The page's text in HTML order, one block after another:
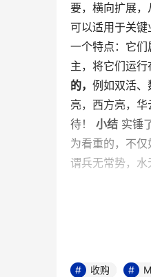
要，横向扩展
可以适用于关
一个特点：它
主，将它们运
的， 例如双活
亮，西方亮，
待！ 小结 实锤
为看重的，不
谓兵无常势，水
本文来源于
收购